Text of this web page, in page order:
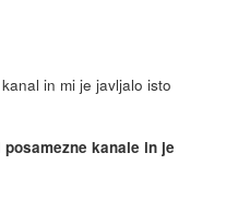
in mi je javljalo isto
kanale in je